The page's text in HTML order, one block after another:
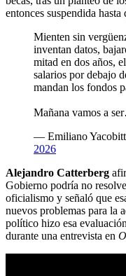
entonces suspendida
Mienten sin
inventan datos,
mitad en dos años,
salarios por debajo
mandan los fondos
Mañana vamos a
— Emiliano
2026
Alejandro Catterberg
Gobierno podría no
oficialismo y señaló que
nuevos problemas para la
político hizo esa
durante una entrevista en